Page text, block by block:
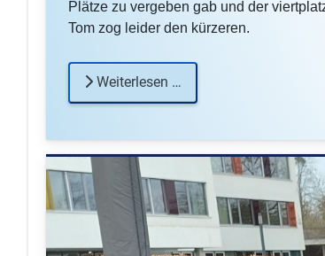
Plätze zu vergeben gab und der
Tom zog leider den kürzeren.
Weiterlesen …